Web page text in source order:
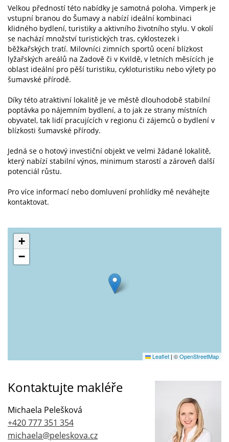
Velkou předností této nabídky je samotná poloha. Vimperk je
vstupní branou do Šumavy a nabízí ideální kombinaci
klidného bydlení, turistiky a aktivního životního stylu. V okolí
se nachází množství turistických tras, cyklostezek i
běžkařských tratí. Milovníci zimních sportů ocení blízkost
lyžařských areálů na Zadově či v Kvildě, v letních měsících je
oblast ideální pro pěší turistiku, cykloturistiku nebo výlety po
šumavské přírodě.
Díky této atraktivní lokalitě je ve městě dlouhodobě stabilní
poptávka po nájemním bydlení, a to jak ze strany místních
obyvatel, tak lidí pracujících v regionu či zájemců o bydlení v
blízkosti šumavské přírody.
Jedná se o hotový investiční objekt ve velmi žádané lokalitě,
který nabízí stabilní výnos, minimum starostí a zároveň další
potenciál růstu.
Pro více informací nebo domluvení prohlídky mě neváhejte
kontaktovat.
+
−
Leaflet | ©OpenStreetMap
Kontaktujte makléře
Michaela Pelešková
+420 777 351 354
michaela@peleskova.cz